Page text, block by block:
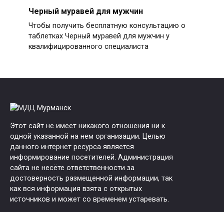
Черный муравей для мужчин
Чтобы получить бесплатную консультацию о
таблетках Черный муравей для мужчин у
квалифицированного специалиста
Этот сайт не имеет никакого отношения ни к
одной указанной на нем организации. Целью
данного интернет ресурса является
информирование посетителей. Администрация
сайта не несёте ответственности за
достоверность размещенной информации, так
как вся информация взята с открытых
источников и может со временем устаревать.